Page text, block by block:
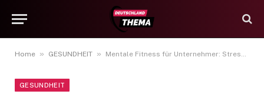
Home » GESUNDHEIT » Mentale Fitness für Unternehmer: Stress, Erschöpfung und Leistungsfähigkeit im Gleichgewicht
GESUNDHEIT